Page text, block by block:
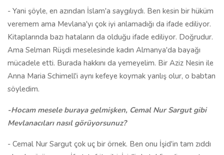
- Yani şöyle, en azından İslam'a saygılıydı. Ben kesin bir hüküm
veremem ama Mevlana'yı çok iyi anlamadığı da ifade ediliyor.
Kitaplarında bazı hataların da olduğu ifade ediliyor. Doğrudur.
Ama Selman Rüşdi meselesinde kadın Almanya'da bayağı
mücadele etti. Burada hakkını da yemeyelim. Bir Aziz Nesin ile
Anna Maria Schimell'i aynı kefeye koymak yanlış olur, o babtan
söyledim.
-Hocam mesele buraya gelmişken, Cemal Nur Sargut gibi
Mevlanacıları nasıl görüyorsunuz?
- Cemal Nur Sargut çok uç bir örnek. Ben onu İşid'in tam zıddı